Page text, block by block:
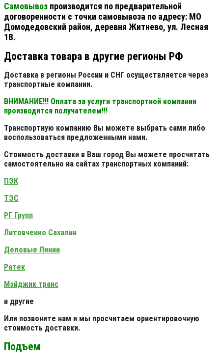
Самовывоз производится по предварительной
договоренности с точки самовывоза по адресу: МО
Домодедовский район, деревня Житнево, ул. Лесная
1В.
Доставка товара в другие регионы РФ
Доставка в регионы России и СНГ осуществляется через
транспортные компании.
ВНИМАНИЕ!!! Оплата за услуги транспортной компании
производится получателем!!!
Транспортную компанию Вы можете выбрать сами либо
воспользоваться предложенными нами.
Стоимость доставки в Ваш город Вы можете просчитать
самостоятельно на сайтах транспортных компаний:
ПЭК
ТЭС
РГ Групп
Литовченко Сахалин
Деловые Линии
Ратек
Мэйджик транс
и другие
Или позвоните нам и мы просчитаем ориентировочную
стоимость доставки.
Подъем